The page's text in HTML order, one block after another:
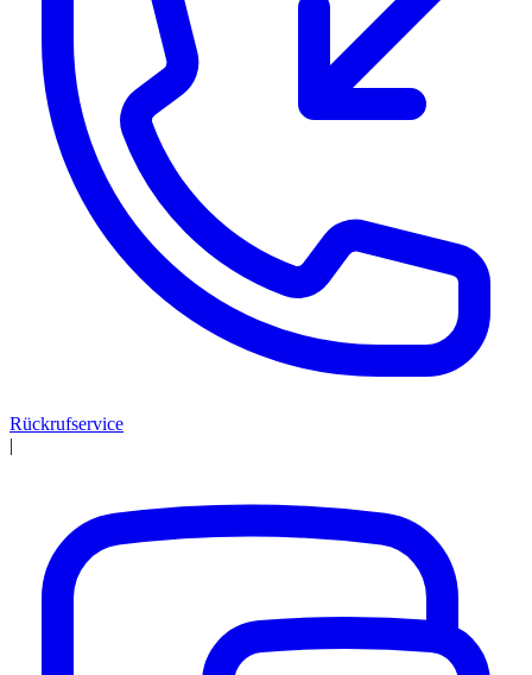
Rückrufservice
|